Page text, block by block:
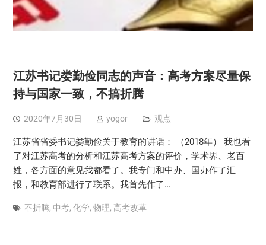
江苏书记娄勤俭同志的声音：高考方案尽量保
持与国家一致，不搞折腾
2020年7月30日 yogor 观点
江苏省省委书记娄勤俭关于教育的讲话： （2018年） 我也看
了对江苏高考的分析和江苏高考方案的评价，学术界、老百
姓，各方面的意见我都看了。我专门和中办、国办作了汇
报，和教育部进行了联系。我首先作了…
不折腾, 中考, 化学, 物理, 高考改革